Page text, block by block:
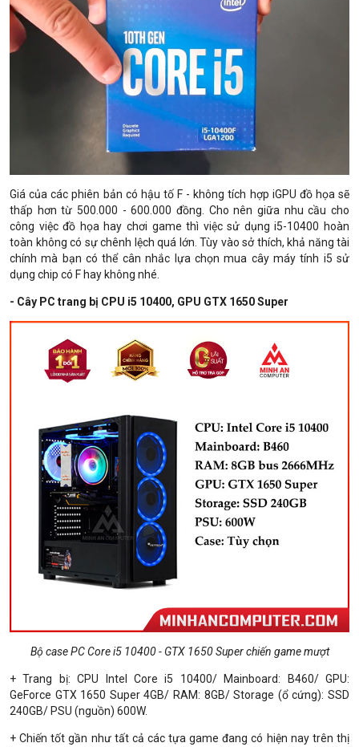
Giá của các phiên bản có hậu tố F - không tích hợp iGPU đồ họa sẽ
thấp hơn từ 500.000 - 600.000 đồng. Cho nên giữa nhu cầu cho
công việc đồ họa hay chơi game thì việc sử dụng i5-10400 hoàn
toàn không có sự chênh lệch quá lớn. Tùy vào sở thích, khả năng tài
chính mà bạn có thể cân nhắc lựa chọn mua cây máy tính i5 sử
dụng chip có F hay không nhé.
- Cây PC trang bị CPU i5 10400, GPU GTX 1650 Super
Bộ case PC Core i5 10400 - GTX 1650 Super chiến game mượt
+ Trang bị: CPU Intel Core i5 10400/ Mainboard: B460/ GPU:
GeForce GTX 1650 Super 4GB/ RAM: 8GB/ Storage (ổ cứng): SSD
240GB/ PSU (nguồn) 600W.
+ Chiến tốt gần như tất cả các tựa game đang có hiện nay trên thị